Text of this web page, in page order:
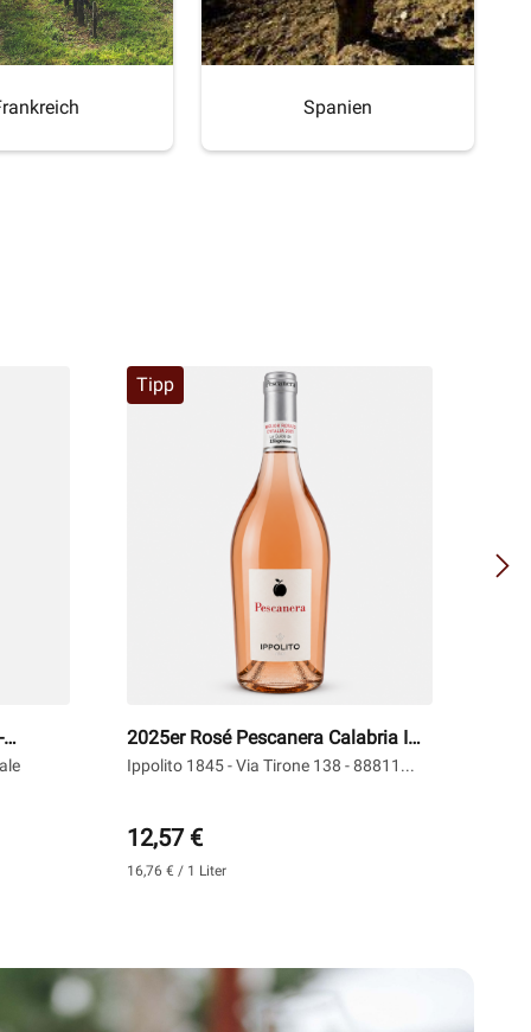
Spanien
Tipp
2025er Rosé Pescanera Calabria IGT
0,75 l - IppolitoIppolito 1845 - Via Tirone 138 - 88811...
12,57 €
16,76 € / 1 Liter